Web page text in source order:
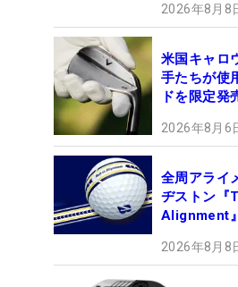
2026年8月8
米国キャロ
手たちが使
ドを限定発
2026年8月6
全周アライ
ヂストン『
Alignment
2026年8月8